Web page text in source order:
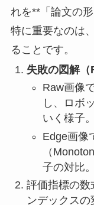
れを**「論文の
特に重要なのは
ることです。
失敗の図解（
Raw画像
し、ロボ
いく様子。
Edge画像
（
子の対比。
評価指標の数
ンデックス